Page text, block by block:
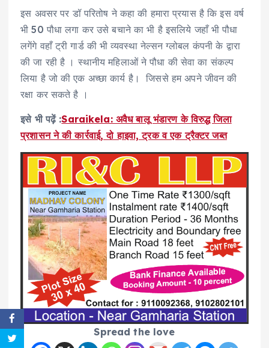
इस अवसर पर डॉ परितोष ने कहा की हमारा प्रयास है कि इस वर्ष
भी 50 पौधा लगा कर उसे बचाने का भी है इसलिये जहाँ भी पौधा
लगेंगे वहाँ ट्री गार्ड की भी व्यवस्था नेल्सन ग्लोबल कंपनी के द्वारा
की जा रही है । स्थानीय महिलाओं ने पौधा की सेवा का संकल्प
लिया है जो की एक अच्छा कार्य है। जिससे हम अपने जीवन की
रक्षा कर सकते है ।
इसे भी पढ़ें :Saraikela: अवैध बालू भंडारण के विरुद्ध जिला
प्रशासन ने की कार्रवाई, दो हाइवा, ट्रक व एक ट्रैक्टर जब्त
Spread the love